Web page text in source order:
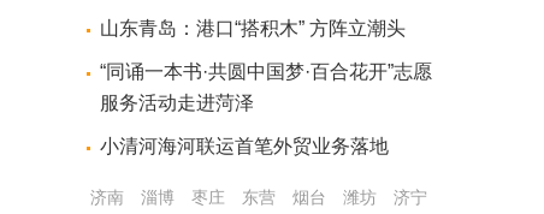
山东青岛：港口“搭积木” 方阵立潮头
“同诵一本书·共圆中国梦·百合花开”志愿
服务活动走进菏泽
小清河海河联运首笔外贸业务落地
济南 淄博 枣庄 东营 烟台 潍坊
济宁